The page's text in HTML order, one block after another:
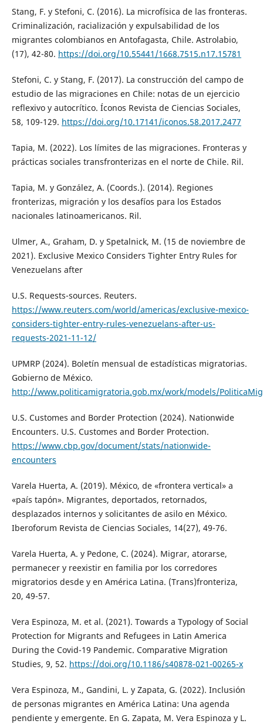
Stang, F. y Stefoni, C. (2016). La microfísica de las fronteras.
Criminalización, racialización y expulsabilidad de los
migrantes colombianos en Antofagasta, Chile. Astrolabio,
(17), 42-80. https://doi.org/10.55441/1668.7515.n17.15781
Stefoni, C. y Stang, F. (2017). La construcción del campo de
estudio de las migraciones en Chile: notas de un ejercicio
reflexivo y autocrítico. Íconos Revista de Ciencias Sociales,
58, 109-129. https://doi.org/10.17141/iconos.58.2017.2477
Tapia, M. (2022). Los límites de las migraciones. Fronteras y
prácticas sociales transfronterizas en el norte de Chile. Ril.
Tapia, M. y González, A. (Coords.). (2014). Regiones
fronterizas, migración y los desafíos para los Estados
nacionales latinoamericanos. Ril.
Ulmer, A., Graham, D. y Spetalnick, M. (15 de noviembre de
2021). Exclusive Mexico Considers Tighter Entry Rules for
Venezuelans after
U.S. Requests-sources. Reuters.
https://www.reuters.com/world/americas/exclusive-mexico-
considers-tighter-entry-rules-venezuelans-after-us-
requests-2021-11-12/
UPMRP (2024). Boletín mensual de estadísticas migratorias.
Gobierno de México.
http://www.politicamigratoria.gob.mx/work/models/
U.S. Customes and Border Protection (2024). Nationwide
Encounters. U.S. Customes and Border Protection.
https://www.cbp.gov/document/stats/nationwide-
encounters
Varela Huerta, A. (2019). México, de «frontera vertical» a
«país tapón». Migrantes, deportados, retornados,
desplazados internos y solicitantes de asilo en México.
Iberoforum Revista de Ciencias Sociales, 14(27), 49-76.
Varela Huerta, A. y Pedone, C. (2024). Migrar, atorarse,
permanecer y reexistir en familia por los corredores
migratorios desde y en América Latina. (Trans)fronteriza,
20, 49-57.
Vera Espinoza, M. et al. (2021). Towards a Typology of Social
Protection for Migrants and Refugees in Latin America
During the Covid-19 Pandemic. Comparative Migration
Studies, 9, 52. https://doi.org/10.1186/s40878-021-00265-x
Vera Espinoza, M., Gandini, L. y Zapata, G. (2022). Inclusión
de personas migrantes en América Latina: Una agenda
pendiente y emergente. En G. Zapata, M. Vera Espinoza y L.